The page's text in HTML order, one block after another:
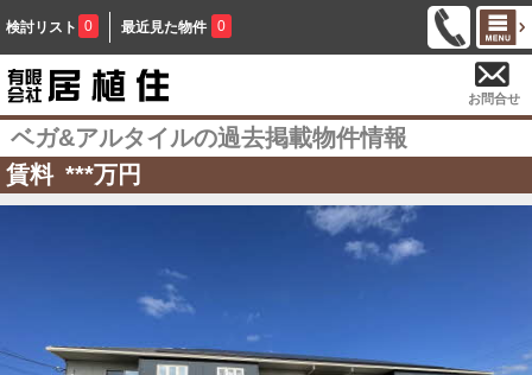
検討リスト 0 最近見た物件 0
お問合せ
ベガ&アルタイルの過去掲載物件情報
賃料 ***万円